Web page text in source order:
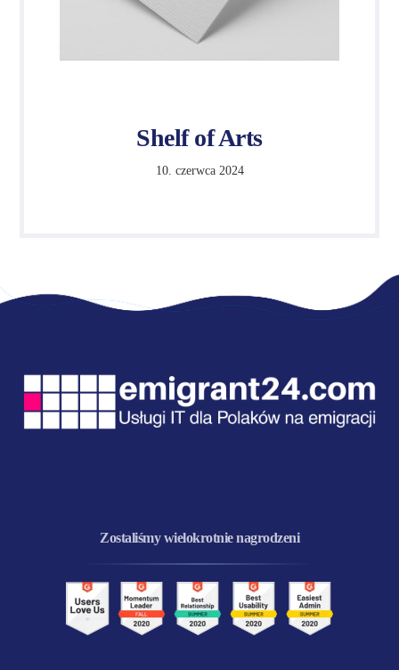
Shelf of Arts
10. czerwca 2024
Zostaliśmy wielokrotnie nagrodzeni